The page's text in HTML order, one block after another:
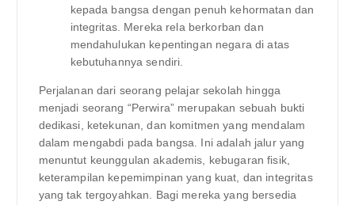
kepada bangsa dengan penuh kehormatan dan
integritas. Mereka rela berkorban dan
mendahulukan kepentingan negara di atas
kebutuhannya sendiri.
Perjalanan dari seorang pelajar sekolah hingga
menjadi seorang “Perwira” merupakan sebuah bukti
dedikasi, ketekunan, dan komitmen yang mendalam
dalam mengabdi pada bangsa. Ini adalah jalur yang
menuntut keunggulan akademis, kebugaran fisik,
keterampilan kepemimpinan yang kuat, dan integritas
yang tak tergoyahkan. Bagi mereka yang bersedia